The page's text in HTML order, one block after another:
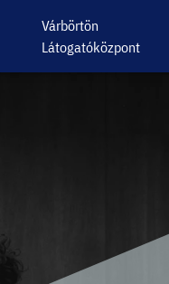
Várbörtön
Látogatóközpont